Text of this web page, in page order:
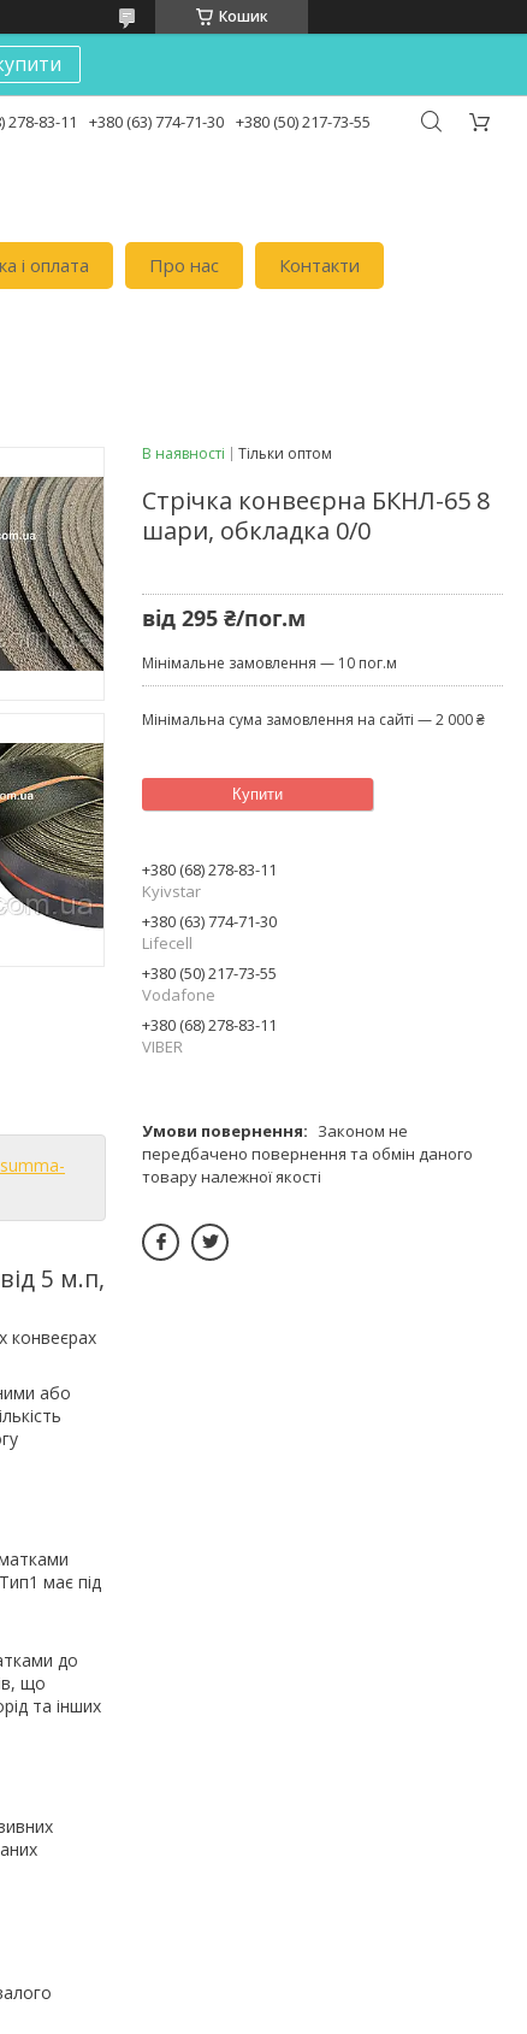
Кошик
278-83-11 +380 (63) 774-71-30 +380 (50) 217-73-55
i оплата Про нас Контакти
5 м.п,
конвеєрах
або
має під
до
що
та інших
В наявності Тільки оптом
Стрічка конвеєрна БКНЛ-65 8
шари, обкладка 0/0
від 295 ₴/пог.м
Мінімальне замовлення — 10 пог.м
Мінімальна сума замовлення на сайті — 2 000 ₴
Купити
+380 (68) 278-83-11
Kyivstar
+380 (63) 774-71-30
Lifecell
+380 (50) 217-73-55
Vodafone
+380 (68) 278-83-11
VIBER
Законом не
передбачено повернення та обмін даного
товару належної якості